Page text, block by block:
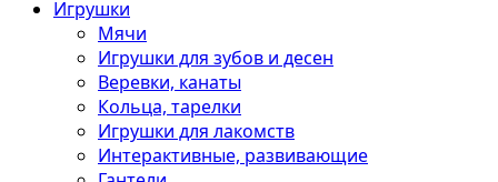
Игрушки
Мячи
Игрушки для зубов и десен
Веревки, канаты
Кольца, тарелки
Игрушки для лакомств
Интерактивные, развивающие